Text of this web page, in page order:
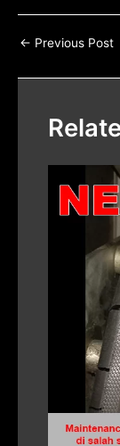
← Previous Post